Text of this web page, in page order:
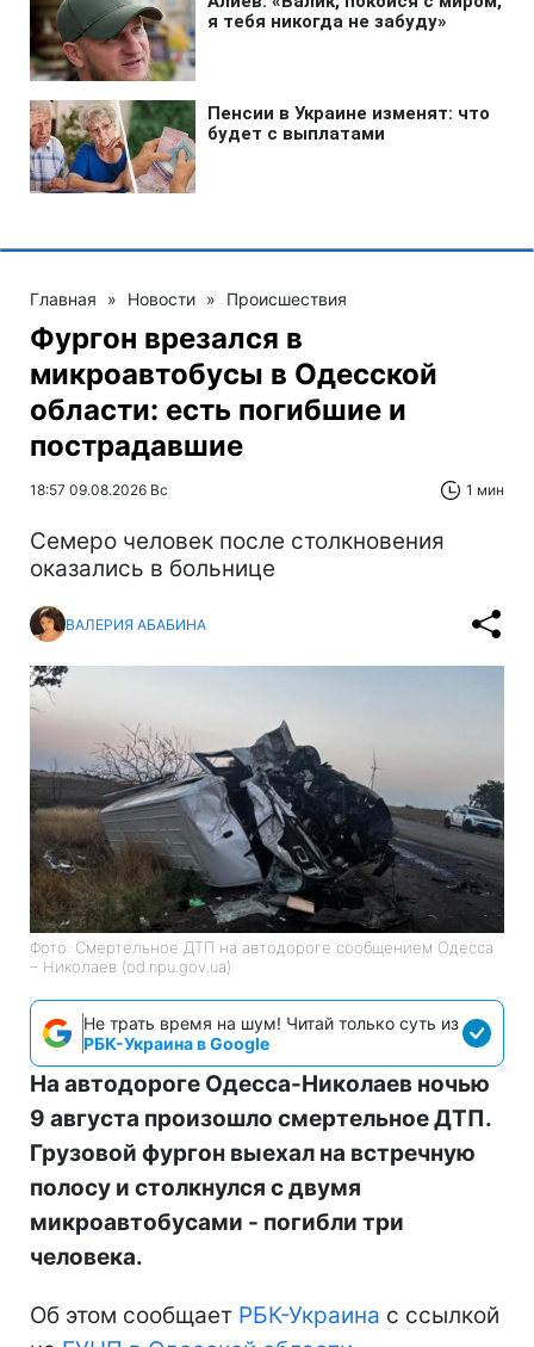
Главная » Новости » Происшествия
Фургон врезался в
микроавтобусы в Одесской
области: есть погибшие и
пострадавшие
18:57 09.08.2026 Вс 1 мин
Cемеро человек после столкновения
оказались в больнице
ВАЛЕРИЯ АБАБИНА
Фото: Смертельное ДТП на автодороге сообщением Одесса
– Николаев (od.npu.gov.ua)
Не трать время на шум! Читай только суть из
РБК-Украина в Google
На автодороге Одесса-Николаев ночью
9 августа произошло смертельное ДТП.
Грузовой фургон выехал на встречную
полосу и столкнулся с двумя
микроавтобусами - погибли три
человека.
Об этом сообщает РБК-Украина с ссылкой